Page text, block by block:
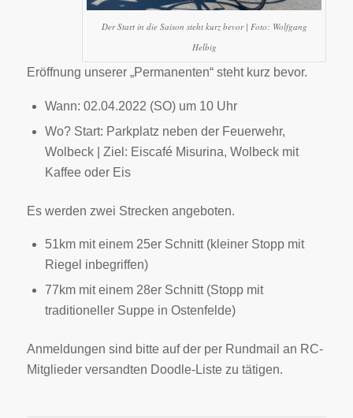
Der Start in die Saison steht kurz bevor | Foto: Wolfgang
Helbig
Eröffnung unserer „Permanenten“ steht kurz bevor.
Wann: 02.04.2022 (SO) um 10 Uhr
Wo? Start: Parkplatz neben der Feuerwehr,
Wolbeck | Ziel: Eiscafé Misurina, Wolbeck mit
Kaffee oder Eis
Es werden zwei Strecken angeboten.
51km mit einem 25er Schnitt (kleiner Stopp mit
Riegel inbegriffen)
77km mit einem 28er Schnitt (Stopp mit
traditioneller Suppe in Ostenfelde)
Anmeldungen sind bitte auf der per Rundmail an RC-
Mitglieder versandten Doodle-Liste zu tätigen.